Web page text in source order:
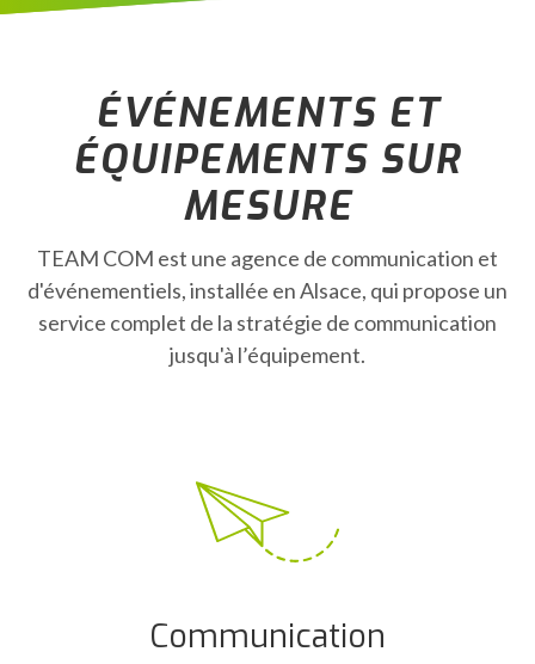
ÉVÉNEMENTS ET
ÉQUIPEMENTS SUR
MESURE
TEAM COM est une agence de communication et
d'événementiels, installée en Alsace, qui propose un
service complet de la stratégie de communication
jusqu'à l’équipement.
Communication